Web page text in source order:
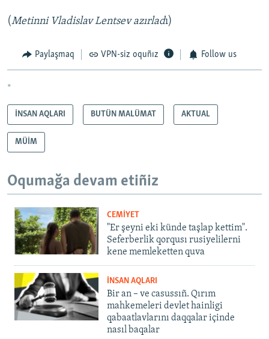
(Metinni Vladislav Lentsev azırladı)
Paylaşmaq VPN-siz oquñız Follow us
*
İNSAN AQLARI BUTÜN MALÜMAT AKTUAL
MÜİM
Oqumağa devam etiñiz
CEMİYET
"Er şeyni eki künde taşlap kettim".
Seferberlik qorqusı rusiyelilerni
kene memleketten quva
İNSAN AQLARI
Bir an – ve casussıñ. Qırım
mahkemeleri devlet hainligi
qabaatlavlarını daqqalar içinde
nasıl baqalar